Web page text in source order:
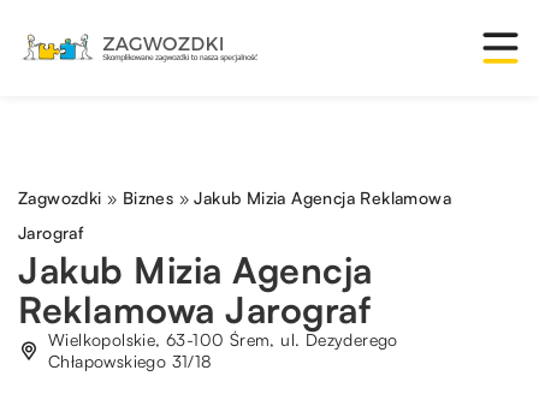
Zagwozdki » Biznes »Jakub Mizia Agencja Reklamowa
Jarograf
Jakub Mizia Agencja
Reklamowa Jarograf
Wielkopolskie, 63-100 Śrem, ul. Dezyderego
Chłapowskiego 31/18